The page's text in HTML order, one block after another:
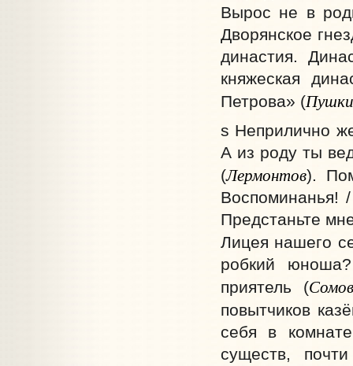
Вырос не в
Дворянское
династия.
княжеская
Петрова» (
s Неприлично
А из роду ты
(Лермонтов).
Воспоминанья!
Предстаньте
Лицея нашего
робкий
приятель (
повытчиков
себя в
существ,